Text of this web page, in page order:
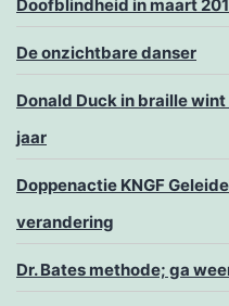
Doofblindheid in maart
De onzichtbare danser
Donald Duck in braille
jaar
Doppenactie KNGF
verandering
Dr. Bates methode; ga